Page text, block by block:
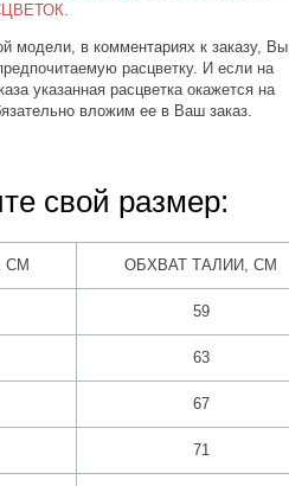
модели, в комментариях к заказу, Вы
расцветку. И если на
указанная расцветка окажется на
вложим ее в Ваш заказ.
свой размер:
СМ ОБХВАТ ТАЛИИ, СМ
59
63
67
71